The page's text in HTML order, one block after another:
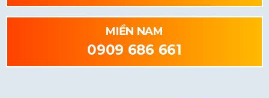
MIỀN NAM
0909 686 661